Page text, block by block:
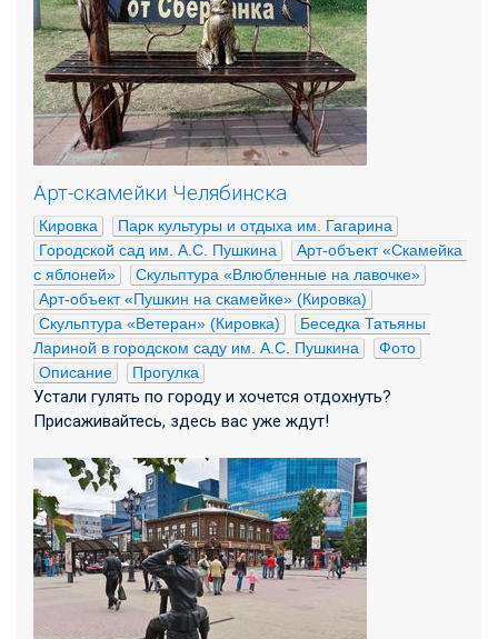
Арт-скамейки Челябинска
Кировка
Парк культуры и отдыха им. Гагарина
Городской сад им. А.С. Пушкина
Арт-объект «Скамейка
с яблоней»
Скульптура «Влюбленные на лавочке»
Арт-объект «Пушкин на скамейке» (Кировка)
Скульптура «Ветеран» (Кировка)
Беседка Татьяны
Лариной в городском саду им. А.С. Пушкина
Фото
Описание
Прогулка
Устали гулять по городу и хочется отдохнуть?
Присаживайтесь, здесь вас уже ждут!